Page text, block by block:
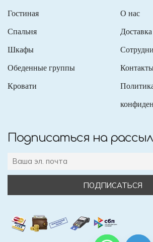
Гостиная
Спальня
Шкафы
Обеденные группы
Кровати
О нас
Подписаться на